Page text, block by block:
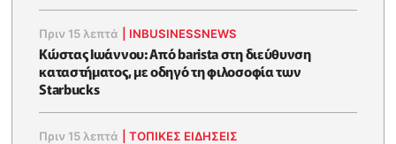
Πριν 15 λεπτά INBUSINESSNEWS
Κώστας Ιωάννου: Από barista στη διεύθυνση
καταστήματος, με οδηγό τη φιλοσοφία των
Starbucks
Πριν 15 λεπτά |ΤΟΠΙΚΕΣ ΕΙΔΗΣΕΙΣ